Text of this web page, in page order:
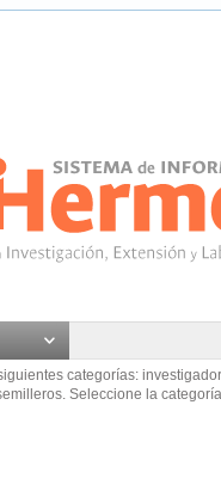
categorías:
Seleccione la